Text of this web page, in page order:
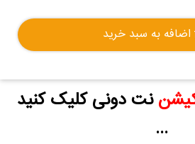
اضافه به سبد خرید
نت دونی کلیک کنید
...